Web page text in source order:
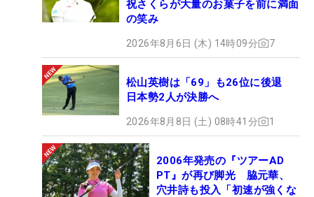
祝さくらが大量のお菓子を前に満面
の笑み
2026年8月6日 (木) 14時09分 7
松山英樹は「69」も26位に後退
日本勢2人が決勝へ
2026年8月8日 (土) 08時41分 1
2006年発売の『ツアーAD
PT』が再び脚光 脇元華、
穴井詩も投入「初速が強くな